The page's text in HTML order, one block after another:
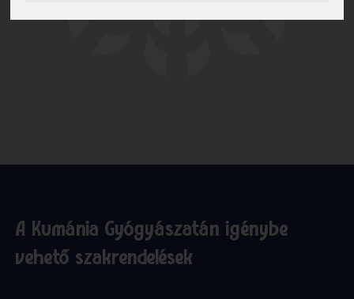
A Kumánia Gyógyászatán igénybe
vehető szakrendelések